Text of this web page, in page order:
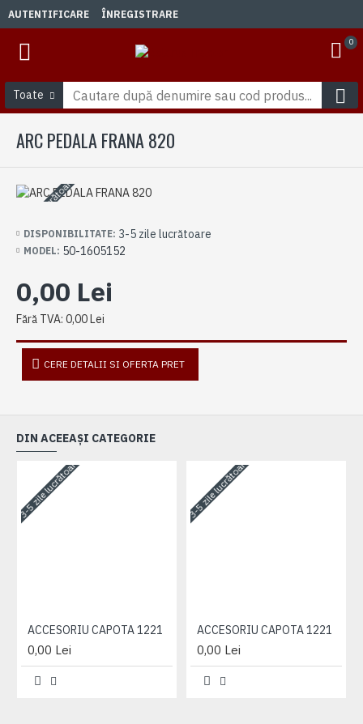
AUTENTIFICARE ÎNREGISTRARE
0
Toate
ARC PEDALA FRANA 820
3-5 zile lucrătoare
DISPONIBILITATE: 3-5 zile lucrătoare
MODEL: 50-1605152
0,00 Lei
Fără TVA: 0,00 Lei
CERE DETALII SI OFERTA PRET
DIN ACEEAȘI CATEGORIE
3-5 zile lucrătoare
ACCESORIU CAPOTA 1221
0,00 Lei
3-5 zile lucrătoare
ACCESORIU CAPOTA 1221
0,00 Lei